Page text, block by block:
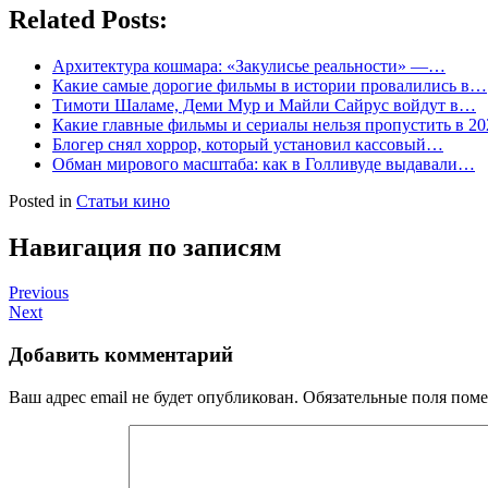
Related Posts:
Архитектура кошмара: «Закулисье реальности» —…
Какие самые дорогие фильмы в истории провалились в…
Тимоти Шаламе, Деми Мур и Майли Сайрус войдут в…
Какие главные фильмы и сериалы нельзя пропустить в
Блогер снял хоррор, который установил кассовый…
Обман мирового масштаба: как в Голливуде выдавали…
Posted in Статьи кино
Навигация по записям
Previous
Next
Добавить комментарий
Ваш адрес email не будет опубликован. Обязательные поля